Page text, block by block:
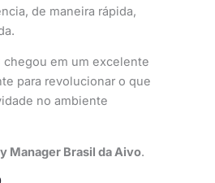
de maneira rápida,
chegou em um excelente
para revolucionar o que
no ambiente
Manager Brasil da Aivo.